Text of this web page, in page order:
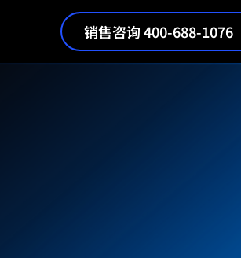
销售咨询 400-688-1076